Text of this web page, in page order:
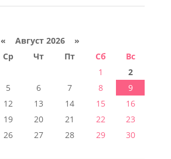
« Август 2026 »
Ср Чт Пт Сб
Вс
1
2
5 6 7 8
9
12 13 14 15
16
19 20 21 22
23
26 27 28 29
30